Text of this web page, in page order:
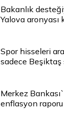
Bakanlık
Yalova aronyası
Spor hisseleri
sadece Beşiktaş
Merkez
enflasyon